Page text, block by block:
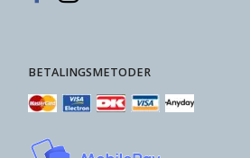
BETALINGSMETODER